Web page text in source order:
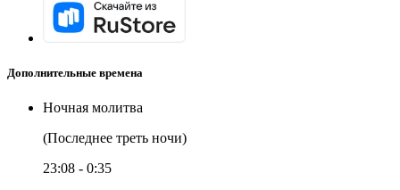
Дополнительные времена
Ночная молитва
(Последнее треть ночи)
23:08 - 0:35